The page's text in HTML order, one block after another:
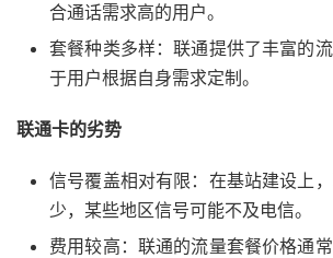
合通话需求高的用户。
套餐种类多样：联通提供了丰富的
于用户根据自身需求定制。
联通卡的劣势
信号覆盖相对有限：在基站建设上
少，某些地区信号可能不及电信。
费用较高：联通的流量套餐价格通